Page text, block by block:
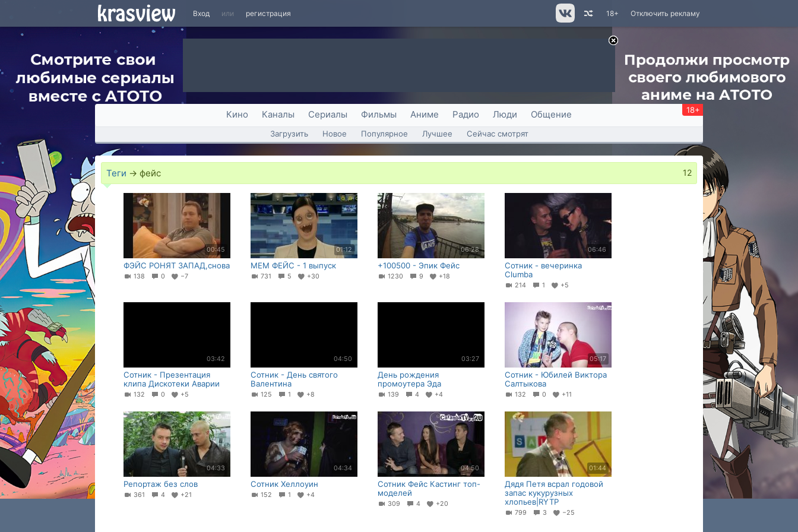
Вход или регистрация Отключить рекламу
18+
Кино Каналы Сериалы Фильмы Аниме Радио Люди Общение 18+
Загрузить Новое Популярное Лучшее Сейчас смотрят
Теги → фейс 12
00:45
ФЭЙС РОНЯТ ЗАПАД,снова
138 0 −7
01:12
МЕМ ФЕЙС - 1 выпуск
731 5 +30
06:28
+100500 - Эпик Фейс
1230 9 +18
06:46
Сотник - вечеринка
Clumba
214 1 +5
03:42
Сотник - Презентация
клипа Дискотеки Аварии
132 0 +5
04:50
Сотник - День святого
Валентина
125 1 +8
03:27
День рождения
промоутера Эда
139 4 +4
05:17
Сотник - Юбилей Виктора
Салтыкова
132 0 +11
04:33
Репортаж без слов
361 4 +21
04:34
Сотник Хеллоуин
152 1 +4
04:50
Cотник Фейс Кастинг топ-
моделей
309 4 +20
01:44
Дядя Петя всрал годовой
запас кукурузных
хлопьев|RYTP
799 3 −25